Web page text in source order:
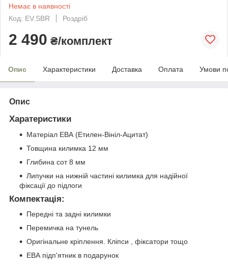
Немає в наявності
Код: EV.SBR
Роздріб
2 490 ₴/комплект
Опис Характеристики Доставка Оплата Умови
Опис
Харатеристики
Матеріал ЕВА (Етилен-Вініл-Ацитат)
Товщина килимка 12 мм
Глибина сот 8 мм
Липучки на нижній частині килимка для надійної
фіксації до підлоги
Компектація:
Передні та задні килимки
Перемичка на тунель
Оригінальне кріплення. Кліпси , фіксатори тощо
ЕВА підп'ятник в подарунок